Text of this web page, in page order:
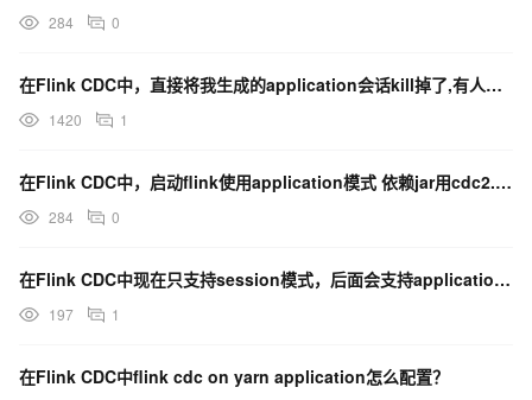
284 0
在Flink CDC中，直接将我生成的application会话kill掉了,有人遇到过吗？
1420 1
在Flink CDC中，启动flink使用application模式 依赖jar用cdc2.4.2？
284 0
在Flink CDC中现在只支持session模式，后面会支持application等模式吗？
197 1
在Flink CDC中flink cdc on yarn application怎么配置？